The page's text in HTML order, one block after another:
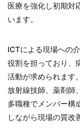
医療を強化し初期対
います。
ICTによる現場への
役割を担っており、
活動が求められます
放射線技師、薬剤師
多職種でメンバー構
しながら現場の質改